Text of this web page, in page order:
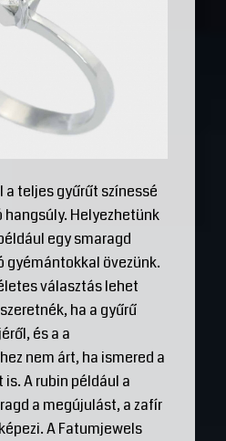
teljes gyűrűt színessé
Helyezhetünk
egy smaragd
gyémántokkal övezünk.
választás lehet
ha a gyűrű
és a a
nem árt, ha ismered a
A rubin például a
a megújulást, a zafír
A Fatumjewels